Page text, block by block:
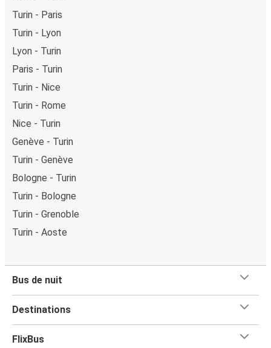
Turin - Paris
Turin - Lyon
Lyon - Turin
Paris - Turin
Turin - Nice
Turin - Rome
Nice - Turin
Genève - Turin
Turin - Genève
Bologne - Turin
Turin - Bologne
Turin - Grenoble
Turin - Aoste
Bus de nuit
Destinations
FlixBus